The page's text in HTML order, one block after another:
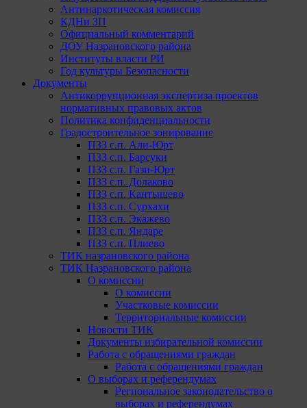
Антинаркотическая комиссия
КДНи ЗП
Официальный комментарий
ДОУ Назрановского района
Институты власти РИ
Год культуры Безопасности
Документы
Антикоррупционная экспертиза проектов
нормативных правовых актов
Политика конфиденциальности
Градостроительное зонирование
ПЗЗ с.п. Али-Юрт
ПЗЗ с.п. Барсуки
ПЗЗ с.п. Гази-Юрт
ПЗЗ с.п. Долаково
ПЗЗ с.п. Кантышево
ПЗЗ с.п. Сурхахи
ПЗЗ с.п. Экажево
ПЗЗ с.п. Яндаре
ПЗЗ с.п. Плиево
ТИК назрановского района
ТИК Назрановского района
О комиссии
О комиссии
Участковые комиссии
Территориальные комиссии
Новости ТИК
Документы избирательной комиссии
Работа с обращениями граждан
Работа с обращениями граждан
О выборах и референдумах
Региональное законодательство о
выборах и референдумах